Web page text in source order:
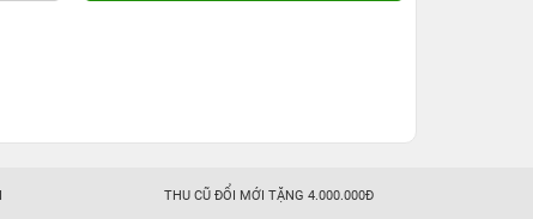
THU CŨ ĐỔI MỚI TẶNG 4.000.000Đ